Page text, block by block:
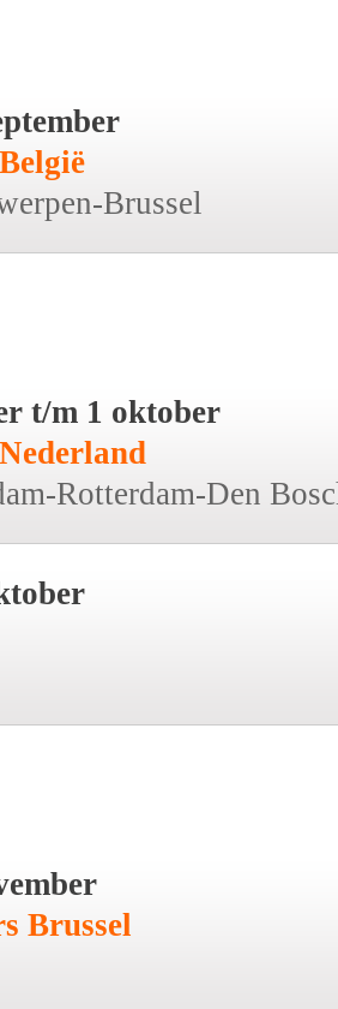
Brussel
t/m 1 oktober
Rotterdam-Den
Brussel